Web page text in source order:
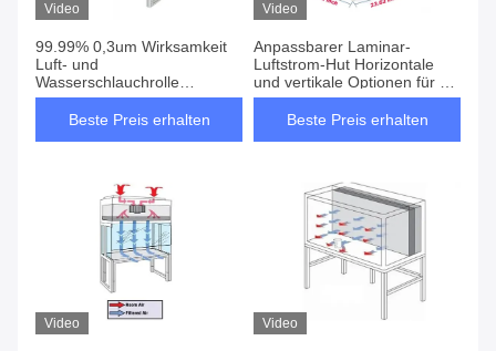
Video
99.99% 0,3um Wirksamkeit
Luft- und
Wasserschlauchrolle
Horizontales Laminar-
Flussschrank HEPA H14/U15
Beste Preis erhalten
Video
Anpassbarer Laminar-
Luftstrom-Hut Horizontale
und vertikale Optionen für die
Luftfiltration in Reinräumen
Beste Preis erhalten
Video Video